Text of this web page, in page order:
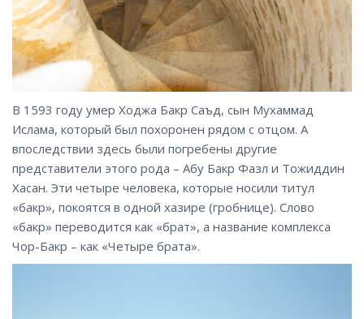
В 1593 году умер Ходжа Бакр Саъд, сын Мухаммад
Ислама, который был похоронен рядом с отцом. А
впоследствии здесь были погребены другие
представители этого рода – Абу Бакр Фазл и Тожиддин
Хасан. Эти четыре человека, которые носили титул
«бакр», покоятся в одной хазире (гробнице). Слово
«бакр» переводится как «брат», а название комплекса
Чор-Бакр – как «Четыре брата».